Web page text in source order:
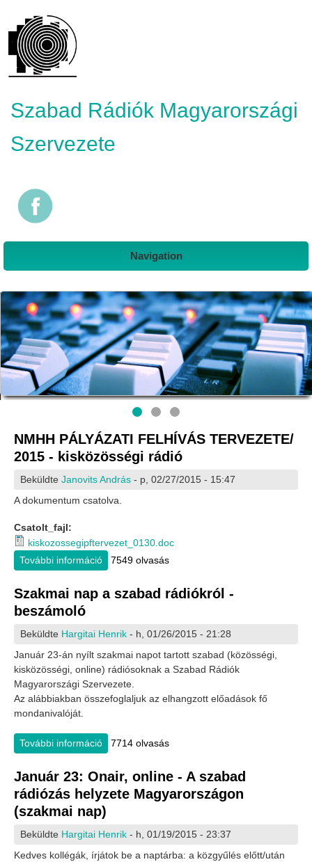
Szabad Rádiók Magyarországi
Szervezete
Navigation
NMHH PÁLYÁZATI FELHÍVÁS TERVEZETE/
2015 - kisközösségi rádió
Beküldte Janovits András - p, 02/27/2015 - 15:47
A dokumentum csatolva.
Csatolt_fajl:
kiskozossegipftervezet_0130.doc
További információ NMHH PÁLYÁZATI FELHÍVÁS TERVEZETE/
kapcsolatosan
7549 olvasás
Szakmai nap a szabad rádiókról -
beszámoló
Beküldte Hargitai Henrik - h, 01/26/2015 - 21:28
Január 23-án nyílt szakmai napot tartott szabad (közösségi,
kisközösségi, online) rádiósoknak a Szabad Rádiók
Magyarországi Szervezete.
Az alábbiakban összefoglaljuk az elhangzott előadások fő
mondanivalóját.
További információ Szakmai nap a szabad rádiókról - beszámoló
7714 olvasás
Január 23: Onair, online - A szabad
rádiózás helyzete Magyarországon
(szakmai nap)
Beküldte Hargitai Henrik - h, 01/19/2015 - 23:37
Kedves kollégák, írjátok be a naptárba: a közgyűlés előtt/után